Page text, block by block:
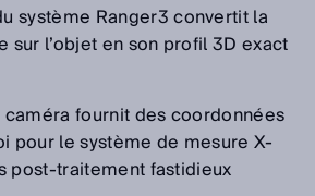
système Ranger3 convertit la
sur l’objet en son profil 3D exact
fournit des coordonnées
pour le système de mesure X-
post-traitement fastidieux